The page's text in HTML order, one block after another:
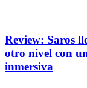
Review: Saros
otro nivel con
inmersiva